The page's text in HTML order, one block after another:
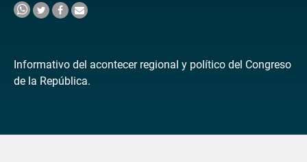
Informativo del acontecer regional y político del Congreso
de la República.